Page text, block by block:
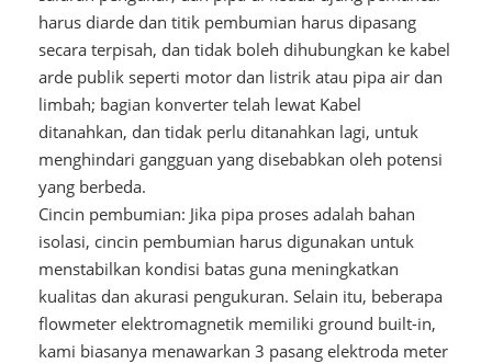
harus diarde dan titik pembumian harus dipasang
secara terpisah, dan tidak boleh dihubungkan ke kabel
arde publik seperti motor dan listrik atau pipa air dan
limbah; bagian konverter telah lewat Kabel
ditanahkan, dan tidak perlu ditanahkan lagi, untuk
menghindari gangguan yang disebabkan oleh potensi
yang berbeda.
Cincin pembumian: Jika pipa proses adalah bahan
isolasi, cincin pembumian harus digunakan untuk
menstabilkan kondisi batas guna meningkatkan
kualitas dan akurasi pengukuran. Selain itu, beberapa
flowmeter elektromagnetik memiliki ground built-in,
kami biasanya menawarkan 3 pasang elektroda meter